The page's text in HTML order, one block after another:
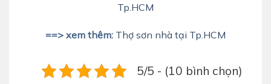
Tp.HCM
==> xem thêm: Thợ sơn nhà tại Tp.HCM
5/5 - (10 bình chọn)